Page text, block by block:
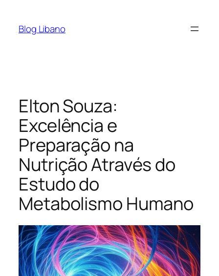
Blog Libano
Elton Souza:
Excelência e
Preparação na
Nutrição Através do
Estudo do
Metabolismo Humano